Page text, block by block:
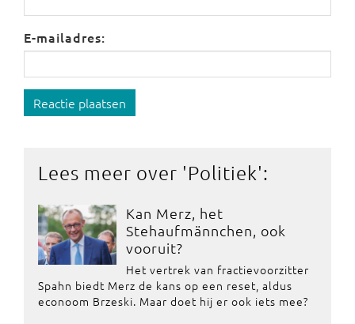
E-mailadres:
Reactie plaatsen
Lees meer over 'Politiek':
Kan Merz, het
Stehaufmännchen, ook
vooruit?
Het vertrek van fractievoorzitter
Spahn biedt Merz de kans op een reset, aldus
econoom Brzeski. Maar doet hij er ook iets mee?